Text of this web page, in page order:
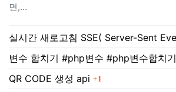
면,…
변수 합치기 #php변수 #php변수합치기
QR CODE 생성 api 1